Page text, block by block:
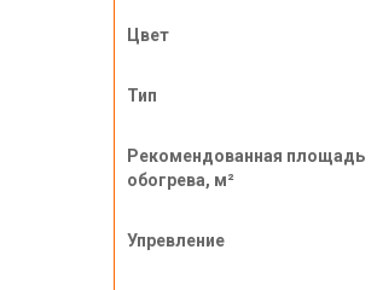
Цвет
Тип
Рекомендованная площадь
обогрева, м²
Упревление